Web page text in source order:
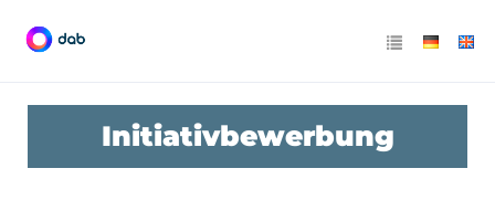
Initiativbewerbung